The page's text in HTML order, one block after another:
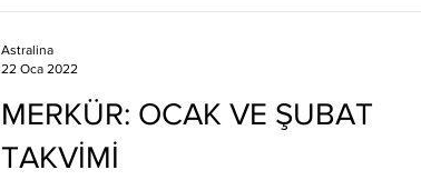
MERKÜR: OCAK VE ŞUBAT
TAKVİMİ
Astralina
22 Oca 2022